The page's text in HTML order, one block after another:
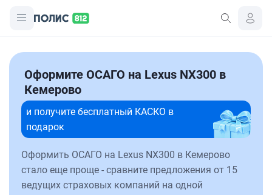
Оформите ОСАГО на Lexus NX300 в
Кемерово
и получите бесплатный КАСКО в
подарок
Оформить ОСАГО на Lexus NX300 в Кемерово
стало еще проще - сравните предложения от 15
ведущих страховых компаний на одной